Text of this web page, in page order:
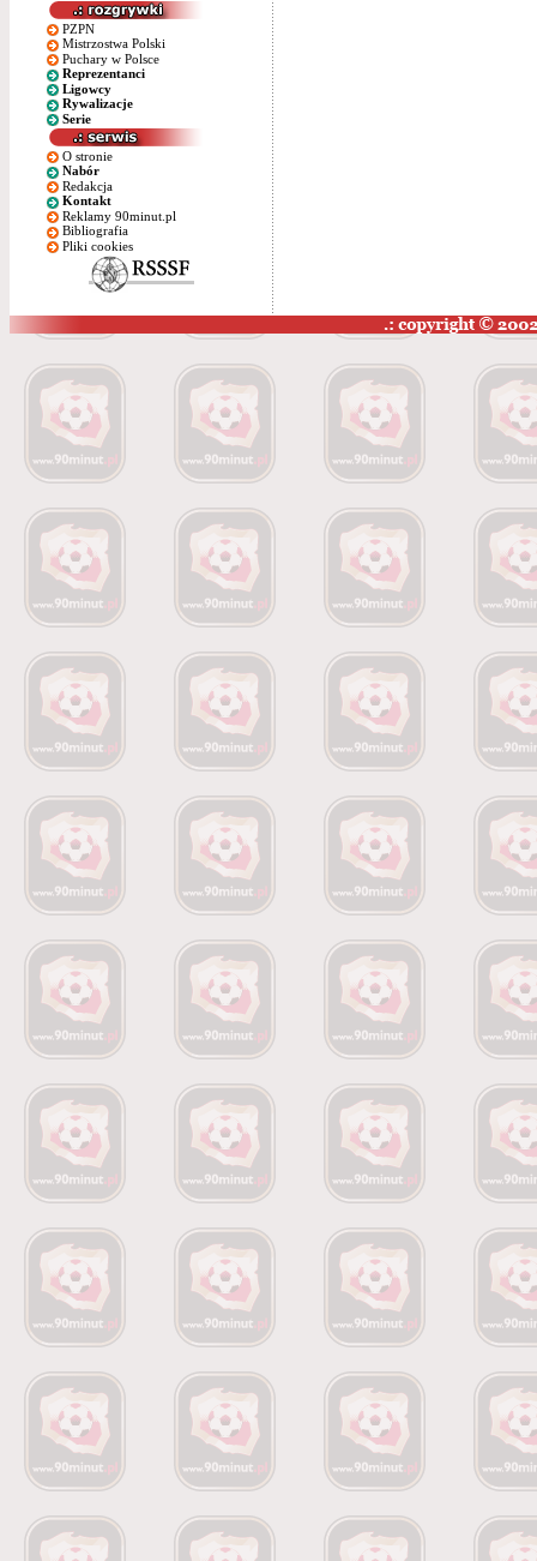
PZPN
Mistrzostwa Polski
Puchary w Polsce
Reprezentanci
Ligowcy
Rywalizacje
Serie
O stronie
Nabór
Redakcja
Kontakt
Reklamy 90minut.pl
Bibliografia
Pliki cookies